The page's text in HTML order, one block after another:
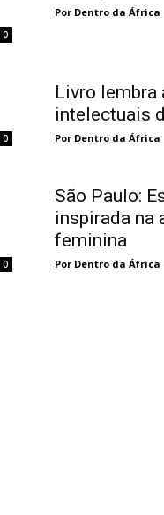
0
Por Dentro da África
0
Livro lembra
intelectuais
Por Dentro da África
0
São Paulo:
inspirada na
feminina
Por Dentro da África